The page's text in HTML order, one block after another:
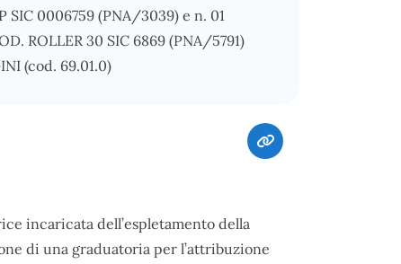
SIC 0006759 (PNA/3039) e n. 01
ROLLER 30 SIC 6869 (PNA/5791)
(cod. 69.01.0)
incaricata dell’espletamento della
di una graduatoria per l’attribuzione